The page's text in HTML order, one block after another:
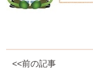
<<前の記事